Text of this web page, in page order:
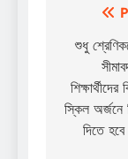
Post
শুধু
স্কিল অর্জনে
দিতে